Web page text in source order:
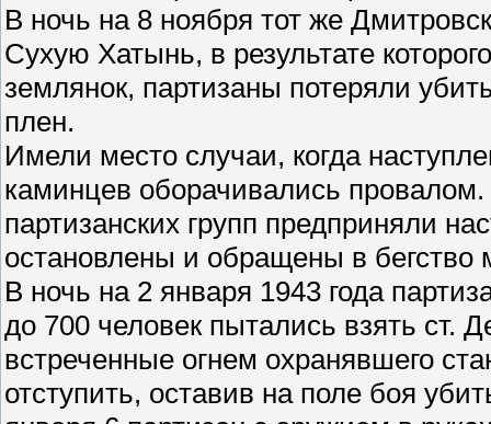
В ночь на 8 ноября тот же
Сухую Хатынь, в результате
землянок, партизаны потеряли
плен.
Имели место случаи, когда
каминцев оборачивались провалом.
партизанских групп предприняли
остановлены и обращены в
В ночь на 2 января 1943 года
до 700 человек пытались взять ст.
встреченные огнем охранявшего
отступить, оставив на поле боя